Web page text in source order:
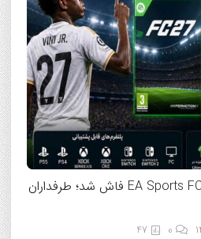
تاریخ انتشار و قیمت EA Sports FC 27 فاش شد؛ طرفداران
47